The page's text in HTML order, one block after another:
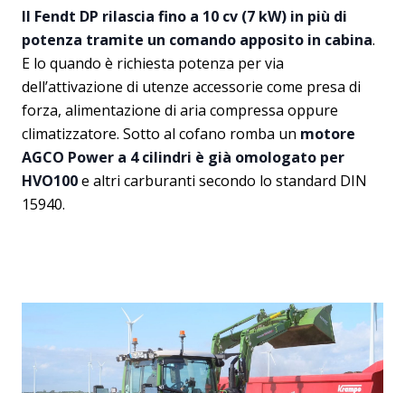
Il Fendt DP rilascia fino a 10 cv (7 kW) in più di
potenza tramite un comando apposito in cabina.
E lo quando è richiesta potenza per via
dell’attivazione di utenze accessorie come presa di
forza, alimentazione di aria compressa oppure
climatizzatore. Sotto al cofano romba un motore
AGCO Power a 4 cilindri è già omologato per
HVO100e altri carburanti secondo lo standard DIN
15940.